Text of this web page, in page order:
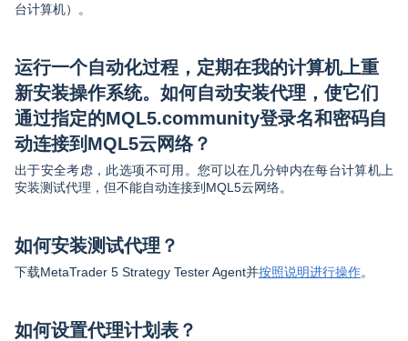
台计算机）。
运行一个自动化过程，定期在我的计算机上重
新安装操作系统。如何自动安装代理，使它们
通过指定的MQL5.community登录名和密码自
动连接到MQL5云网络？
出于安全考虑，此选项不可用。您可以在几分钟内在每台计算机上
安装测试代理，但不能自动连接到MQL5云网络。
如何安装测试代理？
下载MetaTrader 5 Strategy Tester Agent并按照说明进行操作。
如何设置代理计划表？